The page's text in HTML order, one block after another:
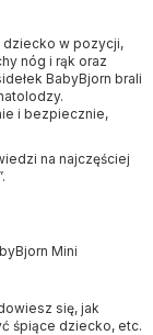
dziecko w pozycji,
nóg i rąk oraz
BabyBjorn brali
i bezpiecznie,
na najczęściej
Mini
się, jak
śpiące dziecko, etc.